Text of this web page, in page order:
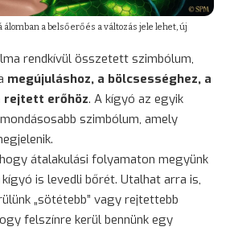
a belső erő és a változás jele lehet, új
rendkívül összetett szimbólum,
megújuláshoz, a bölcsességhez, a
rejtett erőhöz. A kígyó az egyik
szimbólum, amely
átalakulási folyamaton megyünk
is levedli bőrét. Utalhat arra is,
„sötétebb” vagy rejtettebb
felszínre kerül bennünk egy